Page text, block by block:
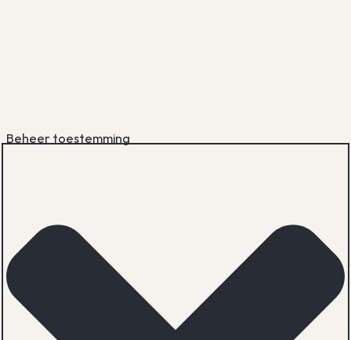
Beheer toestemming